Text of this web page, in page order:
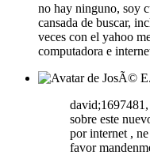
no hay ninguno, soy
cansada de buscar,
veces con el yahoo
computadora e
sobre este
por internet ,
favor